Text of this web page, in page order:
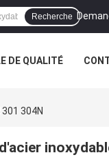
Recherche
DE QUALITÉ
304N